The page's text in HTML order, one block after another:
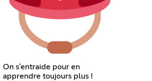
On s'entraide pour en
apprendre toujours plus !